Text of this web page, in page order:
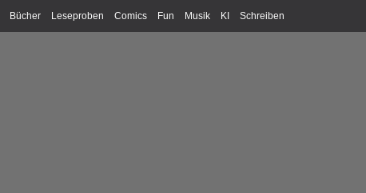
Bücher Leseproben Comics Fun Musik KI Schreiben